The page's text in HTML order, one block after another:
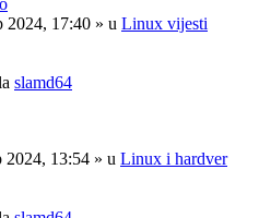
2024, 17:40 » u Linux vijesti
slamd64
2024, 13:54 » u Linux i hardver